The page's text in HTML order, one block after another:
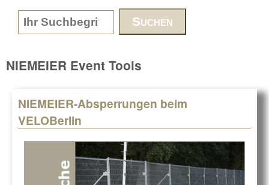
www.DieReferenz.de
Search form
NIEMEIER Event Tools
NIEMEIER-Absperrungen beim
VELOBerlin